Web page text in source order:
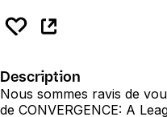
Description
Nous sommes ravis de
de CONVERGENCE: A